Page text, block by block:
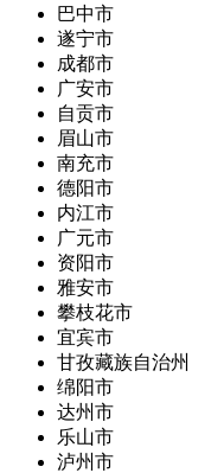
巴中市
遂宁市
成都市
广安市
自贡市
眉山市
南充市
德阳市
内江市
广元市
资阳市
雅安市
攀枝花市
宜宾市
甘孜藏族自治州
绵阳市
达州市
乐山市
泸州市